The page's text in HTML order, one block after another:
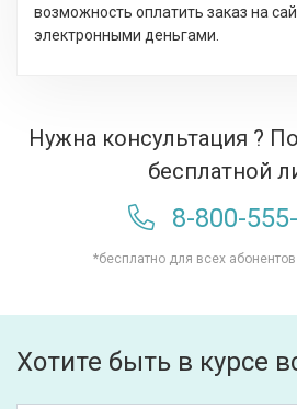
возможность оплатить заказ на
электронными деньгами.
Нужна консультация ?
бесплатной
8-800-
*бесплатно для всех
Хотите быть в курсе